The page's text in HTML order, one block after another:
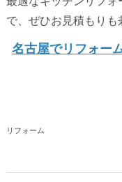
で、ぜひお見積もりも
名古屋でリフォー
リフォーム